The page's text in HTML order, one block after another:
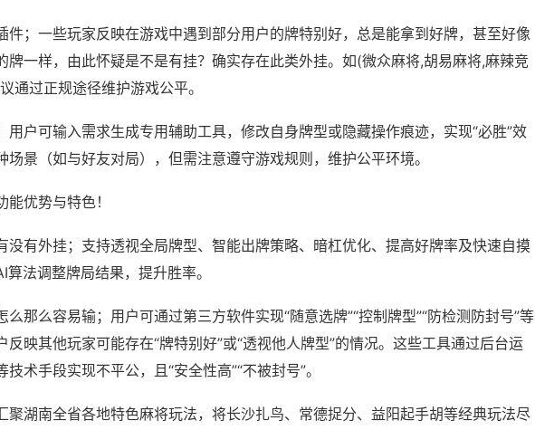
件；一些玩家反映在游戏中遇到部分用户的牌特别好，总是能拿到好牌，甚至好像
牌一样，由此怀疑是不是有挂？确实存在此类外挂。如(微众麻将,胡易麻将,麻辣竞
通过正规途径维护游戏公平。
用户可输入需求生成专用辅助工具，修改自身牌型或隐藏操作痕迹，实现“必胜”效
场景（如与好友对局），但需注意遵守游戏规则，维护公平环境。
优势与特色！
没有外挂；支持透视全局牌型、智能出牌策略、暗杠优化、提高好牌率及快速自摸
算法调整牌局结果，提升胜率。
么那么容易输；用户可通过第三方软件实现“随意选牌”“控制牌型”“防检测防封号”等
反映其他玩家可能存在“牌特别好”或“透视他人牌型”的情况。这些工具通过后台运
术手段实现不平公，且“安全性高”“不被封号”。
聚湖南全省各地特色麻将玩法，将长沙扎鸟、常德捉分、益阳起手胡等经典玩法尽